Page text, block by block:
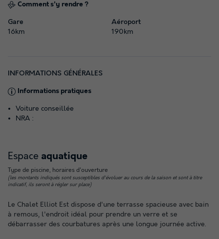
Comment s'y rendre ?
Gare
16km
Aéroport
190km
INFORMATIONS GÉNÉRALES
Informations pratiques
Voiture conseillée
NRA :
Espace aquatique
Type de piscine, horaires d'ouverture
(les montants indiqués sont susceptibles d'évoluer au cours de la saison et sont à titre
indicatif, ils seront à régler sur place)
Le Chalet Elliot Est dispose d'une terrasse spacieuse avec bain
à remous, l'endroit idéal pour prendre un verre et se
débarrasser des courbatures après une longue journée active.